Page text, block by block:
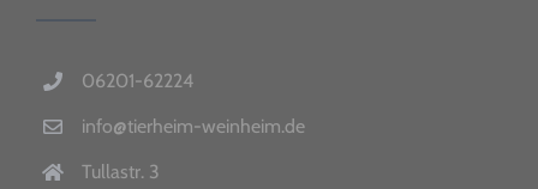
06201-62224
info@tierheim-weinheim.de
Tullastr. 3